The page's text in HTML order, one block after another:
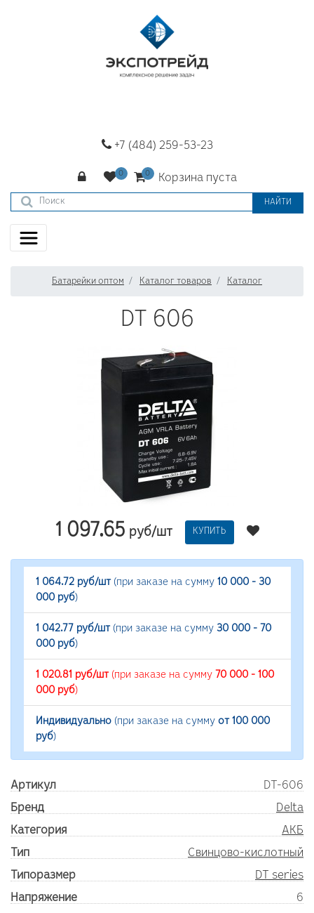
+7 (484) 259-53-23
Корзина пуста
НАЙТИ
Батарейки оптом Каталог товаров Каталог
DT 606
1 097.65 руб/шт КУПИТЬ
1 064.72 руб/шт(при заказе на сумму 10 000 - 30
000 руб)
1 042.77 руб/шт(при заказе на сумму 30 000 - 70
000 руб)
1 020.81 руб/шт(при заказе на сумму 70 000 - 100
000 руб)
Индивидуально (при заказе на сумму от 100 000
руб)
Артикул
DT-606
Бренд
Delta
Категория
АКБ
Тип
Свинцово-кислотный
Типоразмер
DT series
Напряжение
6